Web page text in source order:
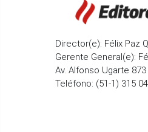
Director(e): Félix Paz
Gerente General(e):
Av. Alfonso Ugarte 873
Teléfono: (51-1) 315